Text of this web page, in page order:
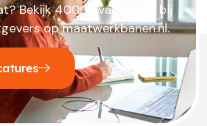
Bekijk 4000+ vacatures bij
op maatwerkbanen.nl.